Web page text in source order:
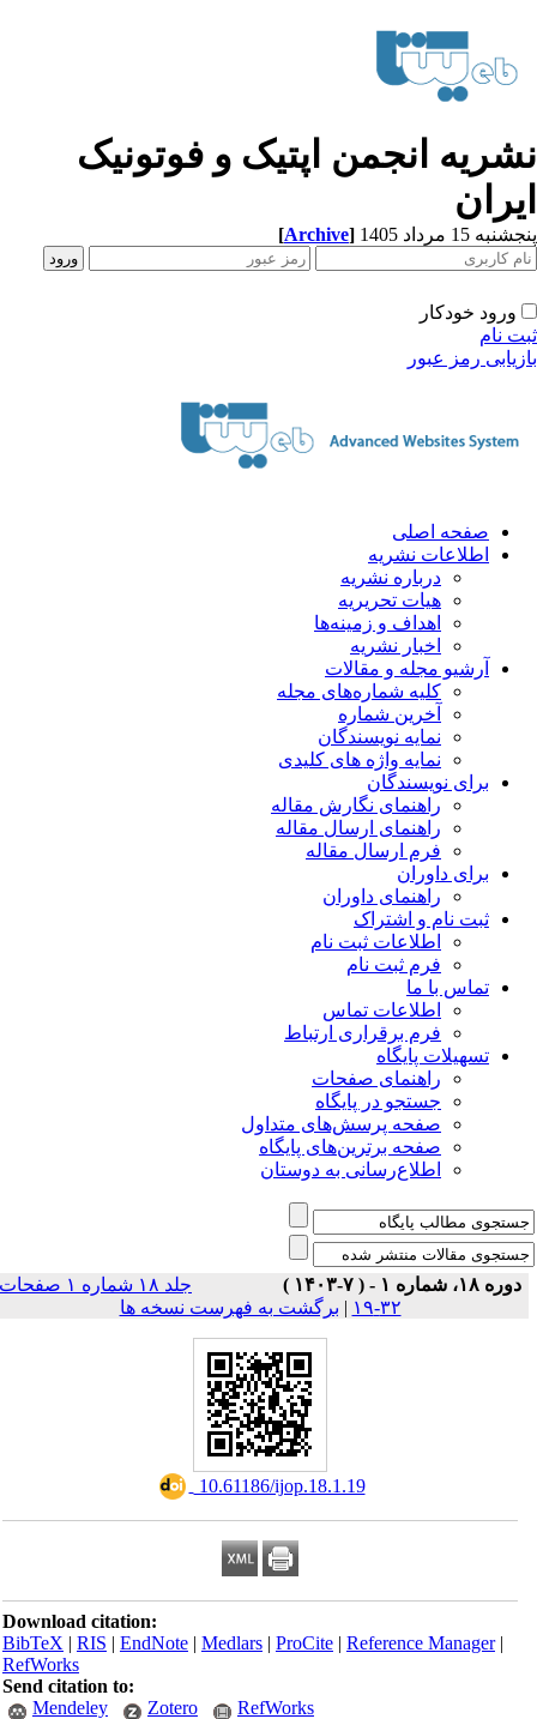
انجمن اپتیک و فوتونیک
15 مرداد 1405 [Archive]
ورود خودکار
نام
رمز عبور
صفحه اصلی
اطلاعات نشریه
درباره نشریه
هیات تحریریه
اهداف و زمینه‌ها
اخبار نشریه
آرشیو مجله و مقالات
کلیه شماره‌های مجله
آخرین شماره
نمایه نویسندگان
نمایه واژه های کلیدی
برای نویسندگان
راهنمای نگارش مقاله
راهنمای ارسال مقاله
فرم ارسال مقاله
برای داوران
راهنمای داوران
ثبت نام و اشتراک
اطلاعات ثبت نام
فرم ثبت نام
تماس با ما
اطلاعات تماس
فرم برقراری ارتباط
تسهیلات پایگاه
راهنمای صفحات
جستجو در پایگاه
صفحه پرسش‌های متداول
صفحه برترین‌های پایگاه
اطلاع‌رسانی به دوستان
دوره ۱۸، شماره ۱ - ( ۷-۱۴۰۳ )
جلد ۱۸ شماره ۱ صفحات
۳۲-۱۹
| برگشت به فهرست نسخه ها
‎ 10.61186/ijop.18.1.19
Download citation:
BibTeX|RIS|EndNote|Medlars|ProCite|Reference Manager
RefWorks
Send citation to:
Mendeley
Zotero RefWorks